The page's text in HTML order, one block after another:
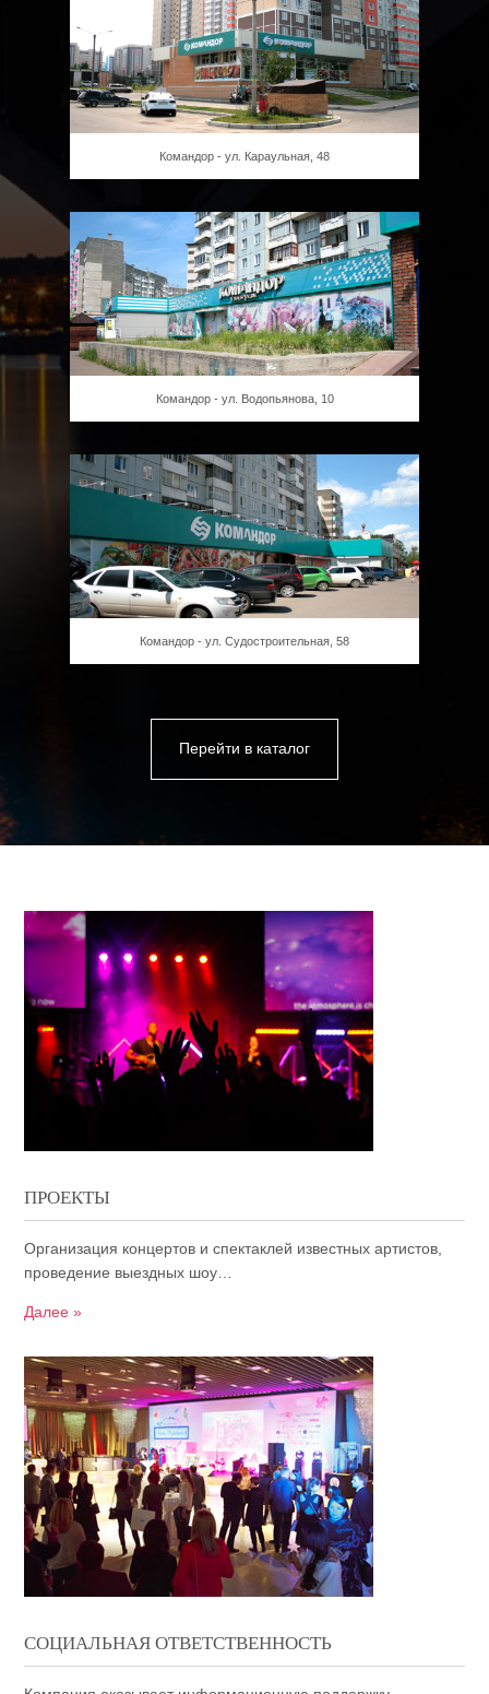
Командор - ул. Караульная, 48
Командор - ул. Водопьянова, 10
Командор - ул. Судостроительная, 58
Перейти в каталог
ПРОЕКТЫ
Организация концертов и спектаклей известных артистов,
проведение выездных шоу…
Далее »
СОЦИАЛЬНАЯ ОТВЕТСТВЕННОСТЬ